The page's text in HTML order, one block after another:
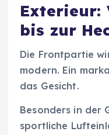
Exterieur:
bis zur
Die Frontpartie
modern. Ein
das Gesicht.
Besonders in der
sportliche